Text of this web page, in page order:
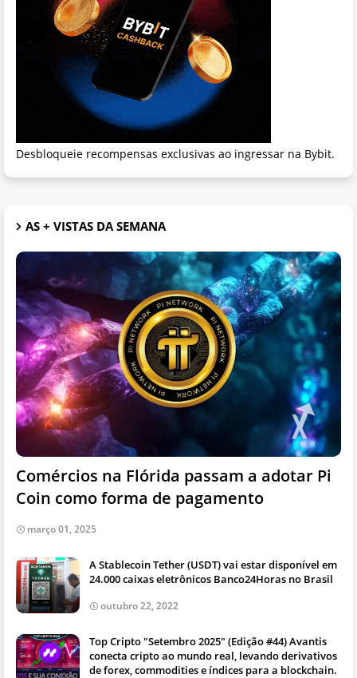
Desbloqueie recompensas exclusivas ao ingressar na Bybit.
AS + VISTAS DA SEMANA
Comércios na Flórida passam a adotar Pi
Coin como forma de pagamento
março 01, 2025
A Stablecoin Tether (USDT) vai estar disponível em
24.000 caixas eletrônicos Banco24Horas no Brasil
outubro 22, 2022
Top Cripto "Setembro 2025" (Edição #44) Avantis
conecta cripto ao mundo real, levando derivativos
de forex, commodities e índices para a blockchain.